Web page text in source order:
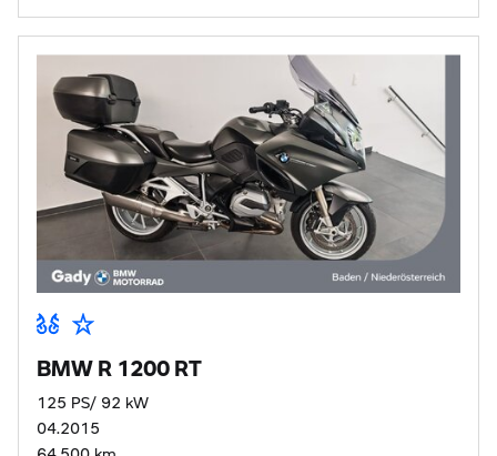
BMW R 1200 RT
125 PS/ 92 kW
04.2015